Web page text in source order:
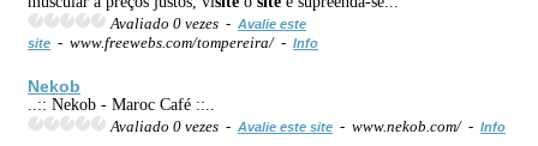
Avaliado 0 vezes - Avalie este
site - www.freewebs.com/tompereira/ - Info
Nekob
..:: Nekob - Maroc Café ::..
Avaliado 0 vezes - Avalie este site - www.nekob.com/ - Info